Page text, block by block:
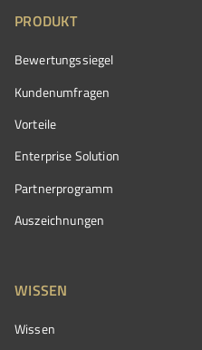
PRODUKT
Bewertungssiegel
Kundenumfragen
Vorteile
Enterprise Solution
Partnerprogramm
Auszeichnungen
WISSEN
Wissen